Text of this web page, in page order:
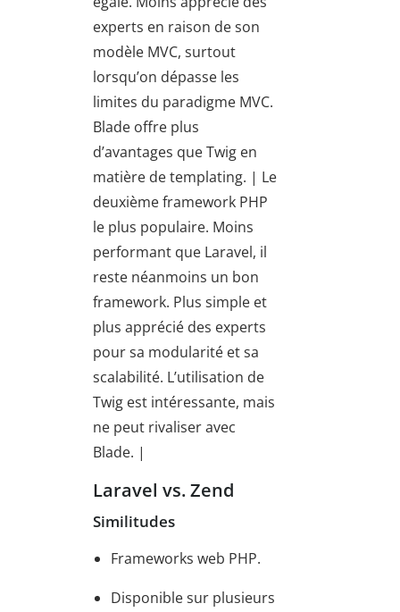
experts en raison de son
modèle MVC, surtout
lorsqu’on dépasse les
limites du paradigme MVC.
Blade offre plus
d’avantages que Twig en
matière de templating. | Le
deuxième framework PHP
le plus populaire. Moins
performant que Laravel, il
reste néanmoins un bon
framework. Plus simple et
plus apprécié des experts
pour sa modularité et sa
scalabilité. L’utilisation de
Twig est intéressante, mais
ne peut rivaliser avec
Blade. |
Laravel vs. Zend
Similitudes
Frameworks web PHP.
Disponible sur plusieurs